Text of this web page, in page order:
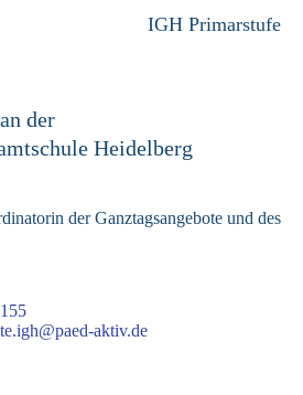
IGH Primarstufe
der
Heidelberg
der Ganztagsangebote und des
aktiv.de